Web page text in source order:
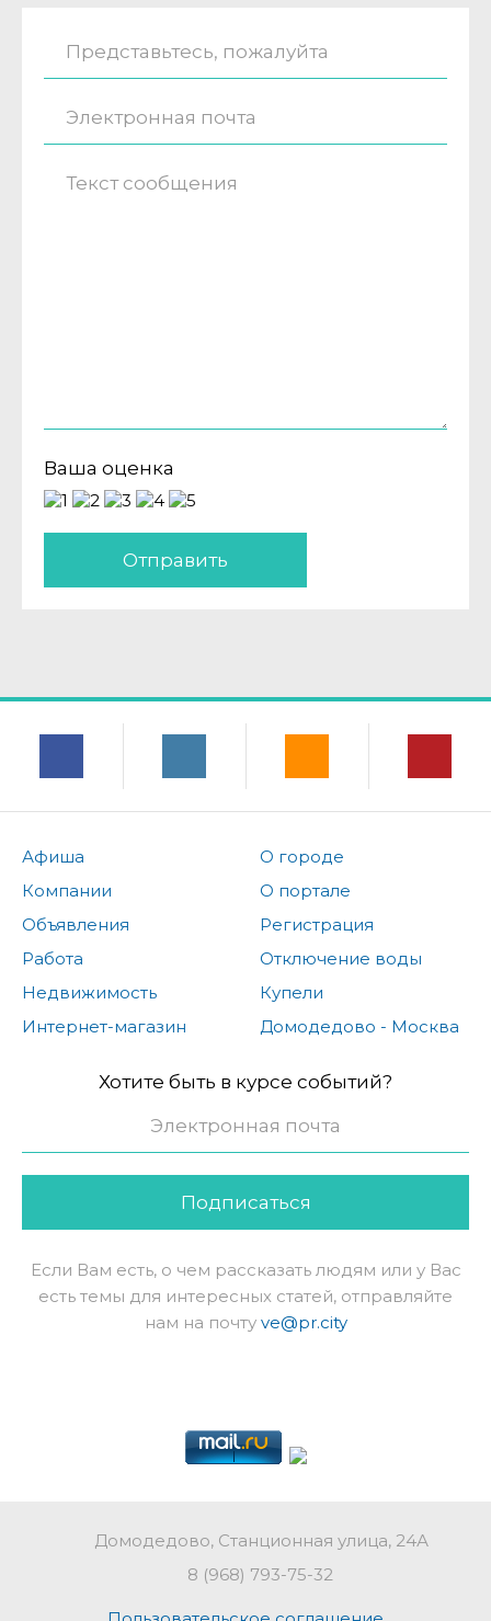
Ваша оценка
Отправить
Афиша
Компании
Объявления
Работа
Недвижимость
Интернет-магазин
О городе
О портале
Регистрация
Отключение воды
Купели
Домодедово - Москва
Хотите быть в курсе событий?
Подписаться
Если Вам есть, о чем рассказать людям или у Вас
есть темы для интересных статей, отправляйте
нам на почту ve@pr.city
Домодедово, Станционная улица, 24А
8 (968) 793-75-32